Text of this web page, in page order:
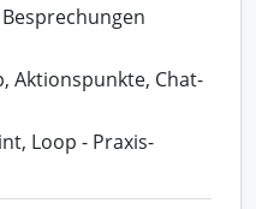
Aktionspunkte, Chat-
Loop - Praxis-